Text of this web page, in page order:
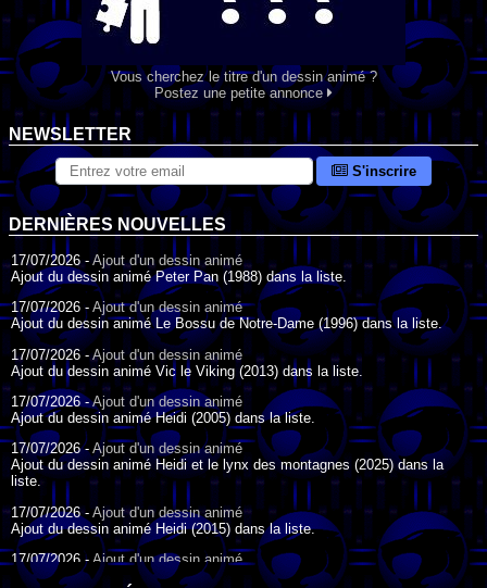
Vous cherchez le titre d'un dessin animé ?
Postez une petite annonce
NEWSLETTER
S'inscrire
DERNIÈRES NOUVELLES
17/07/2026 -Ajout d'un dessin animé
Ajout du dessin animé Peter Pan (1988) dans la liste.
17/07/2026 - Ajout d'un dessin animé
Ajout du dessin animé Le Bossu de Notre-Dame (1996) dans la liste.
17/07/2026 -Ajout d'un dessin animé
Ajout du dessin animé Vic le Viking (2013) dans la liste.
17/07/2026 -Ajout d'un dessin animé
Ajout du dessin animé Heidi (2005) dans la liste.
17/07/2026 -Ajout d'un dessin animé
Ajout du dessin animé Heidi et le lynx des montagnes (2025) dans la
liste.
17/07/2026 -Ajout d'un dessin animé
Ajout du dessin animé Heidi (2015) dans la liste.
17/07/2026 - Ajout d'un dessin animé
Ajout du dessin animé Heidi (1995) dans la liste.